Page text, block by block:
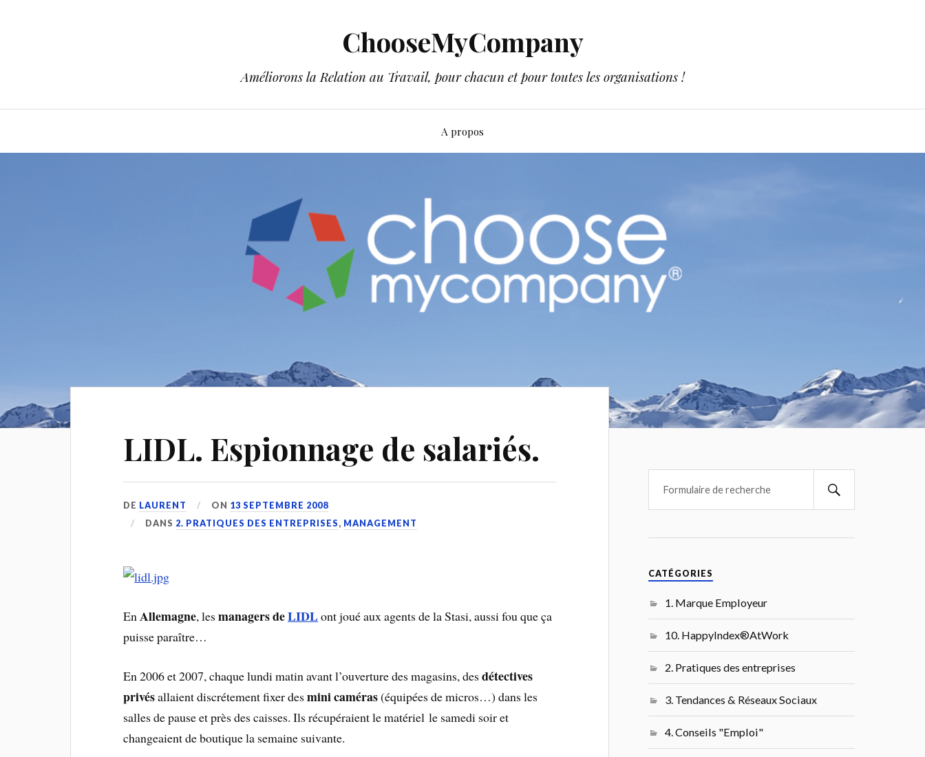
ChooseMyCompany
Améliorons la Relation au Travail, pour chacun et pour toutes les organisations !
A propos
LIDL. Espionnage de salariés.
DE LAURENT ON 13 SEPTEMBRE 2008
DANS 2. PRATIQUES DES ENTREPRISES, MANAGEMENT
En Allemagne, lesmanagers deLIDLont joué aux agents de la Stasi, aussi fou que ça
puisse paraître…
En 2006 et 2007, chaque lundi matin avant l’ouverture des magasins, desdétectives
privésallaient discrétement fixer desmini caméras(équipées de micros…) dans les
salles de pause et près des caisses. Ils récupéraient le matériel le samedi soir et
changeaient de boutique la semaine suivante.
CATÉGORIES
1. Marque Employeur
10. HappyIndex®AtWork
2. Pratiques des entreprises
3. Tendances & Réseaux Sociaux
4. Conseils "Emploi"